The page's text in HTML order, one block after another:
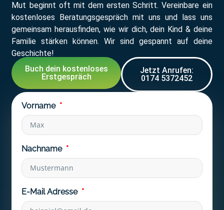
Mut beginnt oft mit dem ersten Schritt. Vereinbare ein
kostenloses Beratungsgespräch mit uns und lass uns
gemeinsam herausfinden, wie wir dich, dein Kind & deine
Familie stärken können. Wir sind gespannt auf deine
Geschichte!
Buch dein kostenloses
Erstgespräch
Jetzt Anrufen:
0174 5372452
Vorname
Nachname
E-Mail Adresse